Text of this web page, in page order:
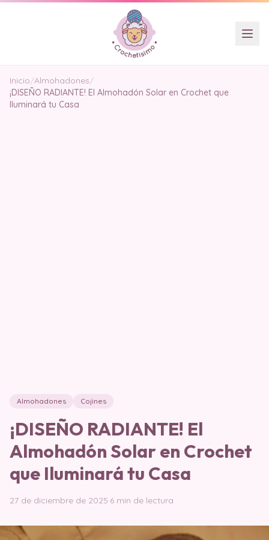
Inicio/Almohadones/
¡DISEÑO RADIANTE! El Almohadón Solar en Crochet que
Iluminará tu Casa
Almohadones Cojines
¡DISEÑO RADIANTE! El
Almohadón Solar en Crochet
que Iluminará tu Casa
27 de diciembre de 2025·6 min de lectura